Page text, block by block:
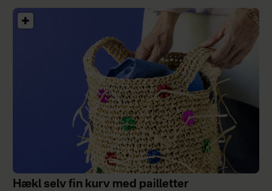
Hækl selv fin kurv med pailletter